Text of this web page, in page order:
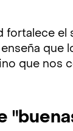
fortalece el
que
que nos